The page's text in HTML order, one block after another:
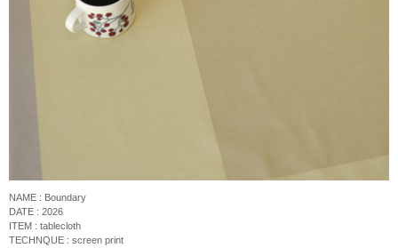
NAME : Boundary
DATE : 2026
ITEM : tablecloth
TECHNQUE : screen print